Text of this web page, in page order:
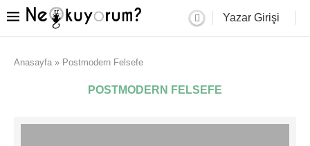
Yazar Girişi
Anasayfa » Postmodern Felsefe
POSTMODERN FELSEFE